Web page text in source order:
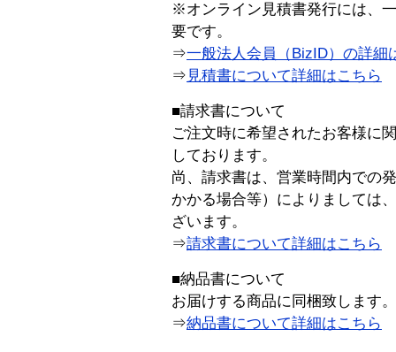
※オンライン見積書発行には、
要です。
⇒一般法人会員（BizID）の詳細
⇒ 見積書について詳細はこちら
■請求書について
ご注文時に希望されたお客様に
しております。
尚、請求書は、営業時間内での
かかる場合等）によりましては
ざいます。
⇒請求書について詳細はこちら
■納品書について
お届けする商品に同梱致します。
⇒納品書について詳細はこちら